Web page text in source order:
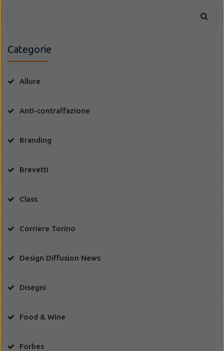
Categorie
Allure
Anti-contraffazione
Branding
Brevetti
Class
Corriere Torino
Design Diffusion News
Disegni
Food & Wine
Forbes